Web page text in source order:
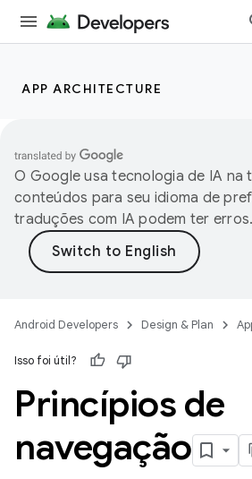
APP ARCHITECTURE
O Google usa tecnologia de IA na
conteúdos para seu idioma de
traduções com IA podem ter erros.
Android Developers Design & Plan
Isso foi útil?
Princípios de
navegação